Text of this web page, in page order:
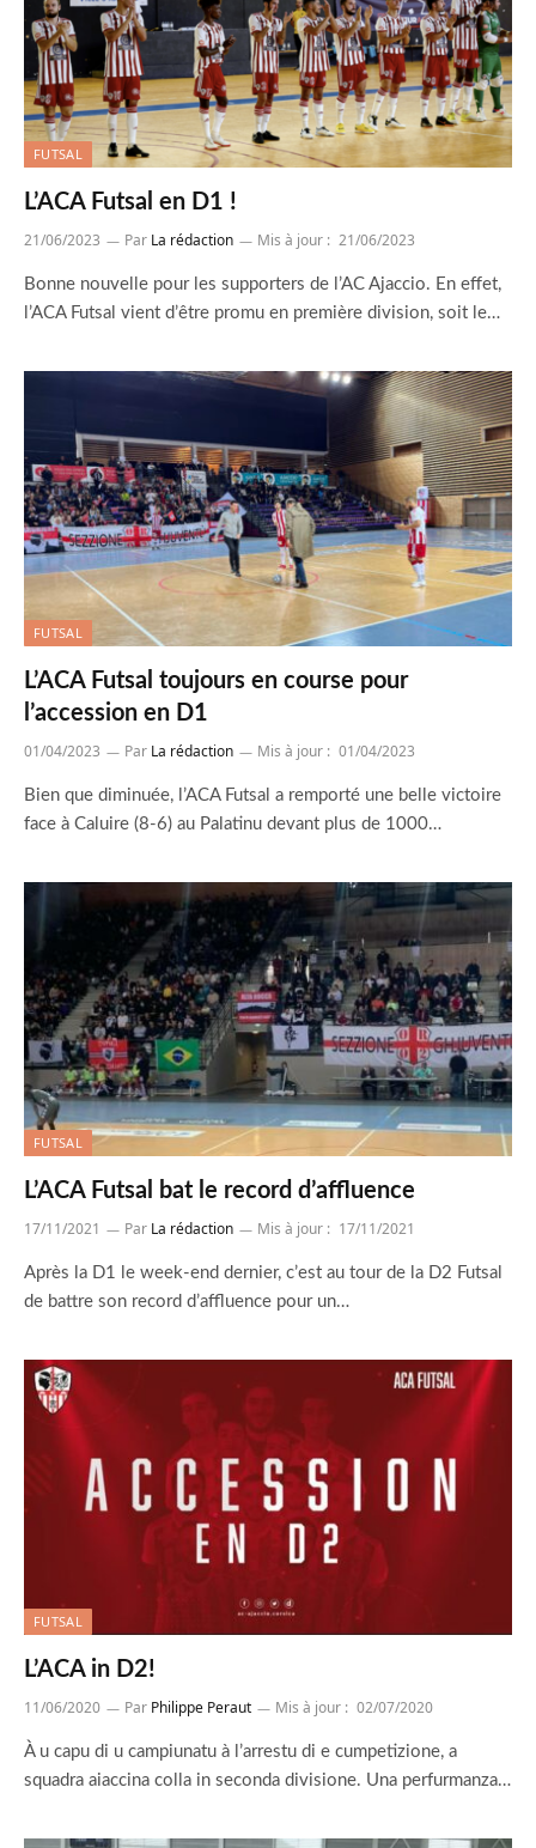
FUTSAL
L’ACA Futsal en D1 !
21/06/2023 Par La rédaction Mis à jour : 21/06/2023
Bonne nouvelle pour les supporters de l’AC Ajaccio. En effet,
l’ACA Futsal vient d’être promu en première division, soit le…
FUTSAL
L’ACA Futsal toujours en course pour
l’accession en D1
01/04/2023 Par La rédaction Mis à jour : 01/04/2023
Bien que diminuée, l’ACA Futsal a remporté une belle victoire
face à Caluire (8-6) au Palatinu devant plus de 1000…
FUTSAL
L’ACA Futsal bat le record d’affluence
17/11/2021 Par La rédaction Mis à jour : 17/11/2021
Après la D1 le week-end dernier, c’est au tour de la D2 Futsal
de battre son record d’affluence pour un…
FUTSAL
L’ACA in D2!
11/06/2020 Par Philippe Peraut Mis à jour : 02/07/2020
À u capu di u campiunatu à l’arrestu di e cumpetizione, a
squadra aiaccina colla in seconda divisione. Una perfurmanza…